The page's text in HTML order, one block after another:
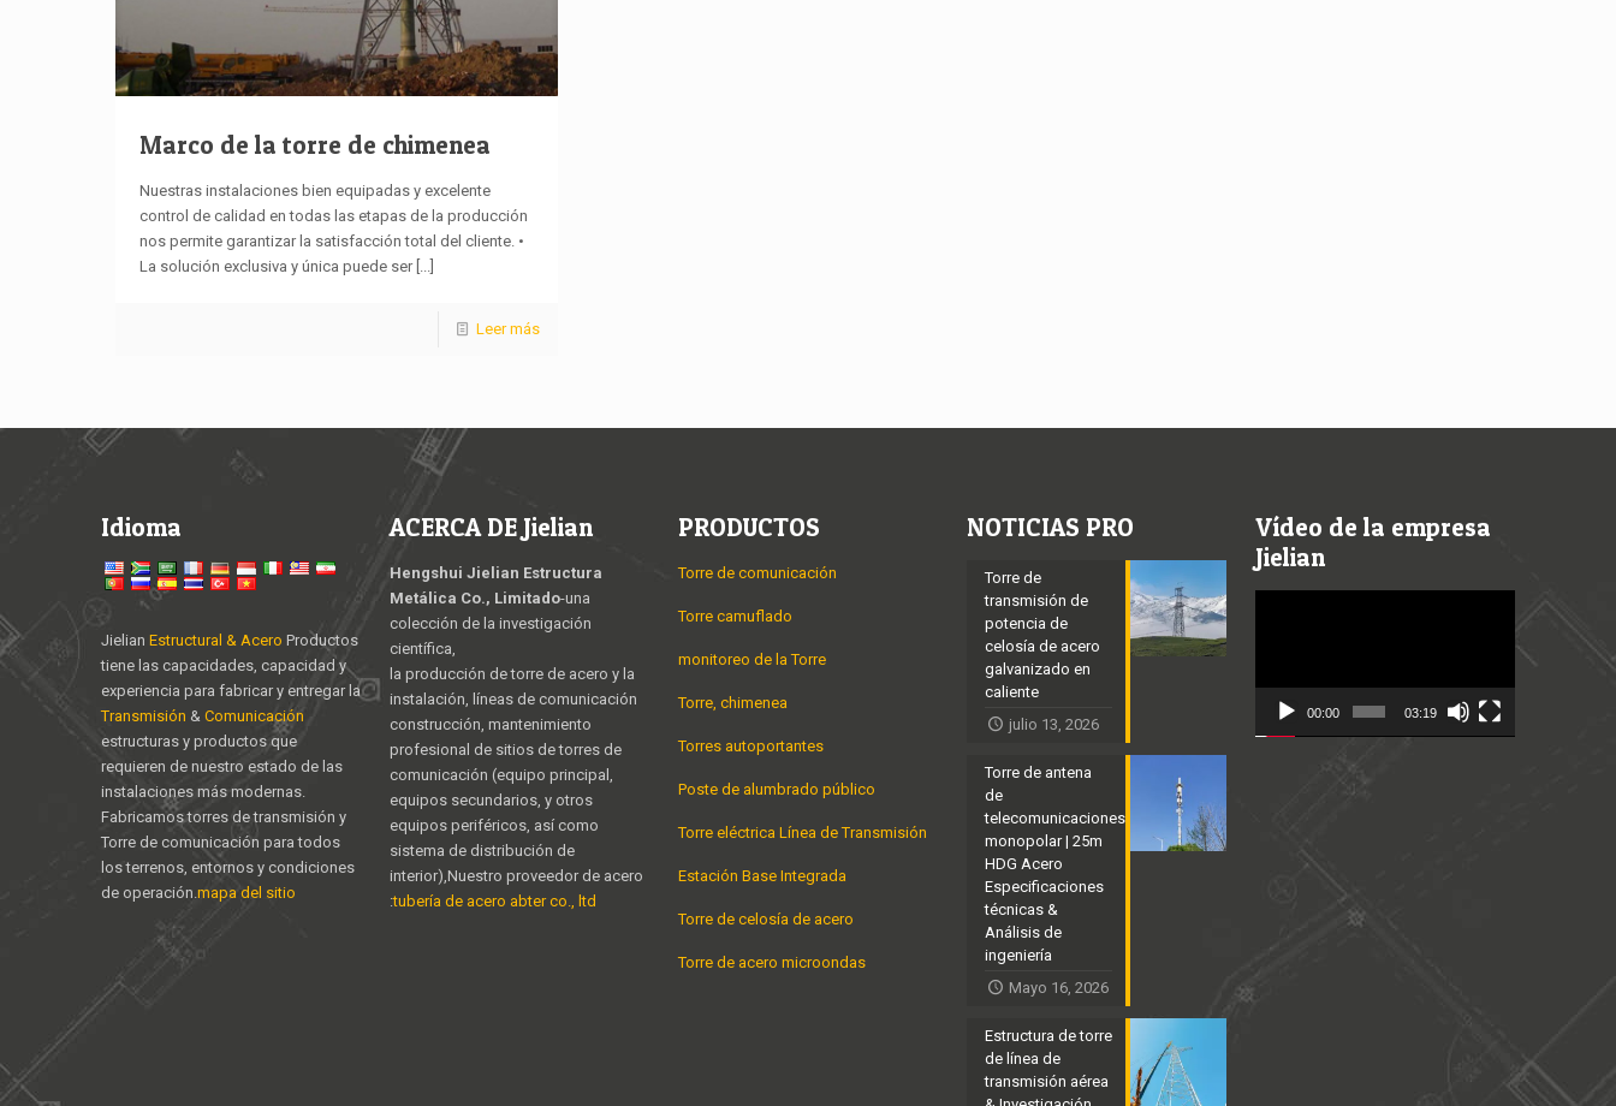
Marco de la torre de chimenea
Nuestras instalaciones bien equipadas y excelente
control de calidad en todas las etapas de la producción
nos permite garantizar la satisfacción total del cliente. •
La solución exclusiva y única puede ser[...]
Leer más
Idioma
Jielian Estructural & Acero Productos
tiene las capacidades, capacidad y
experiencia para fabricar y entregar la
Transmisión & Comunicación
estructuras y productos que
requieren de nuestro estado de las
instalaciones más modernas.
Fabricamos torres de transmisión y
Torre de comunicación para todos
los terrenos, entornos y condiciones
de operación. mapa del sitio
ACERCA DE Jielian
Hengshui Jielian Estructura
Metálica Co., Limitado-una
colección de la investigación
científica,
la producción de torre de acero y la
instalación, líneas de comunicación
construcción, mantenimiento
profesional de sitios de torres de
comunicación (equipo principal,
equipos secundarios, y otros
equipos periféricos, así como
sistema de distribución de
interior),Nuestro proveedor de acero
:tubería de acero abter co., ltd
PRODUCTOS
Torre de comunicación
Torre camuflado
monitoreo de la Torre
Torre, chimenea
Torres autoportantes
Poste de alumbrado público
Torre eléctrica Línea de Transmisión
Estación Base Integrada
Torre de celosía de acero
Torre de acero microondas
NOTICIAS PRO
Torre de
transmisión de
potencia de
celosía de acero
galvanizado en
caliente
julio 13, 2026
Torre de antena
de
telecomunicaciones
monopolar | 25m
HDG Acero
Especificaciones
técnicas &
Análisis de
ingeniería
Mayo 16, 2026
Estructura de torre
de línea de
transmisión aérea
Vídeo de la empresa
Jielian
00:00 03:19